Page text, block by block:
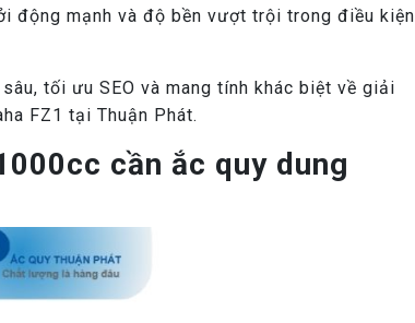
động mạnh và độ bền vượt trội trong điều kiện
tối ưu SEO và mang tính khác biệt về giải
FZ1 tại Thuận Phát.
cần ắc quy dung